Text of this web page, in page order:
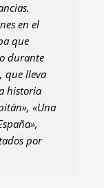
en el
que
durante
que lleva
historia
«Una
por